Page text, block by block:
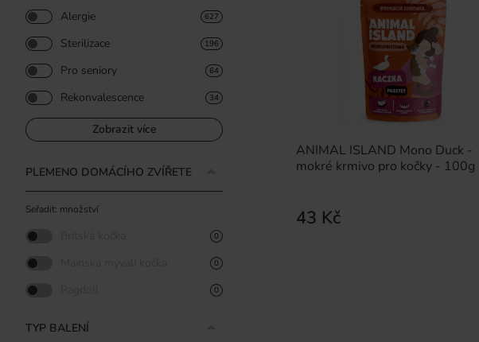
ANIMAL ISLAND Mono Duck -
mokré krmivo pro kočky - 100g
43 Kč
Alergie 627
Sterilizace 196
Pro seniory 64
Rekonvalescence 34
Zobrazit více
PLEMENO DOMÁCÍHO ZVÍŘETE
Seřadit: množství
0
0
0
TYP BALENÍ